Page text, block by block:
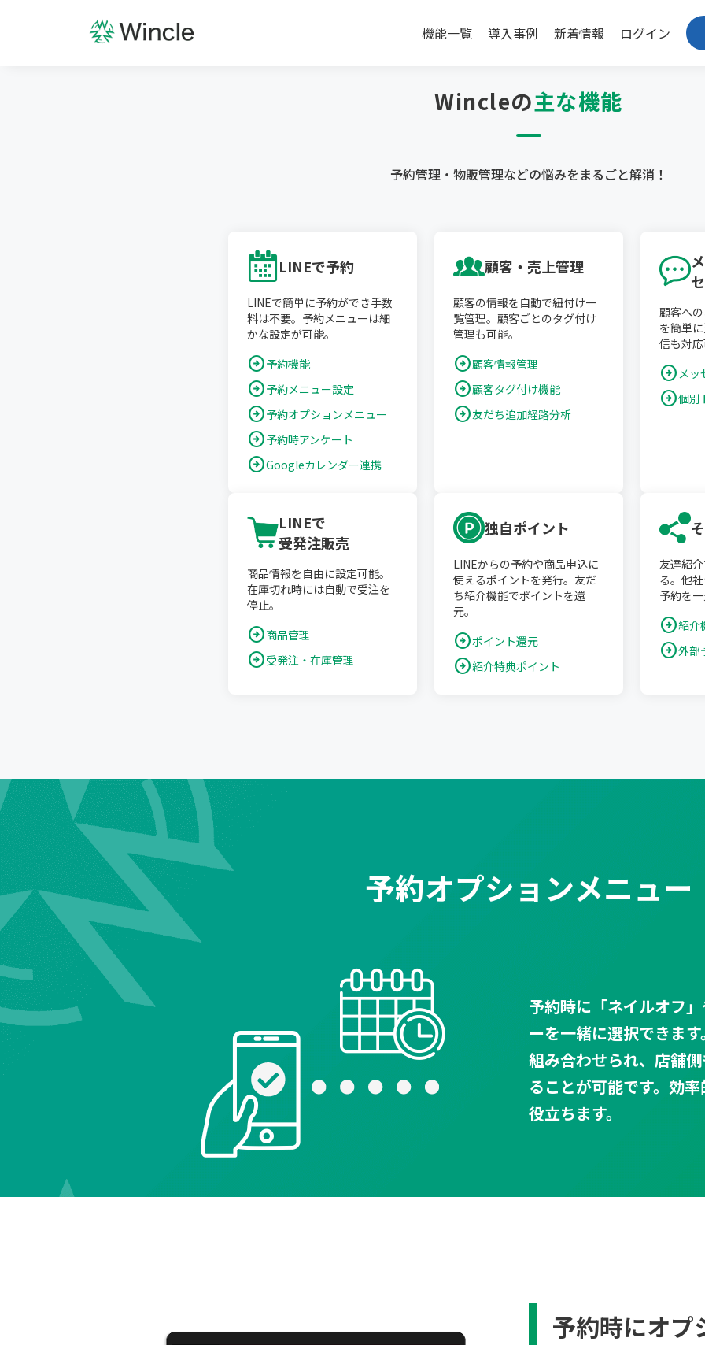
機能一覧 導入事例 新着情報 ログイン
Wincleの主な機能
予約管理・物販管理などの悩みを まるごと解消！
LINEで予約
LINEで簡単に予約ができ手数
料は不要。予約メニューは細
かな設定が可能。
arrow_circle_right予約機能
arrow_circle_right予約メニュー設定
arrow_circle_right予約オプションメニュー
arrow_circle_right予約時アンケート
arrow_circle_rightGoogleカレンダー連携
顧客・売上管理
顧客の情報を自動で紐付け一
覧管理。顧客ごとのタグ付け
管理も可能。
arrow_circle_right顧客情報管理
arrow_circle_right顧客タグ付け機能
arrow_circle_right友だち追加経路分析
顧客へ
を簡単
信も対応
arrow_circle_right メッ
arrow_circle_right個別
LINEで
受発注販売
商品情報を自由に設定可能。
在庫切れ時には自動で受注を
停止。
arrow_circle_right商品管理
arrow_circle_right受発注・在庫管理
独自ポイント
LINEからの予約や商品申込に
使えるポイントを発行。友だ
ち紹介機能でポイントを還
元。
arrow_circle_rightポイント還元
arrow_circle_right紹介特典ポイント
友達紹
る。他
予約を一
arrow_circle_right紹介
arrow_circle_right外部
予約オプションメニュー
予約時に「ネイルオフ
ーを一緒に選択できま
組み合わせられ、店舗
ることが可能です。効
役立ちます。
予約時にオプ